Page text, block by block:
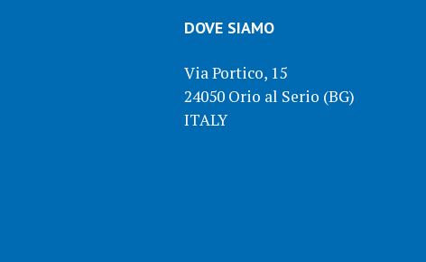
DOVE SIAMO
Via Portico, 15
24050 Orio al Serio (BG)
ITALY